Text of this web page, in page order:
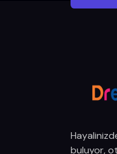
buluyor,